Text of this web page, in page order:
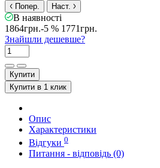
Попер. Наст.
В наявності
1864грн.-5 % 1771грн.
Знайшли дешевше?
Купити
Купити в 1 клик
Опис
Характеристики
Відгуки 0
Питання - відповідь (0)